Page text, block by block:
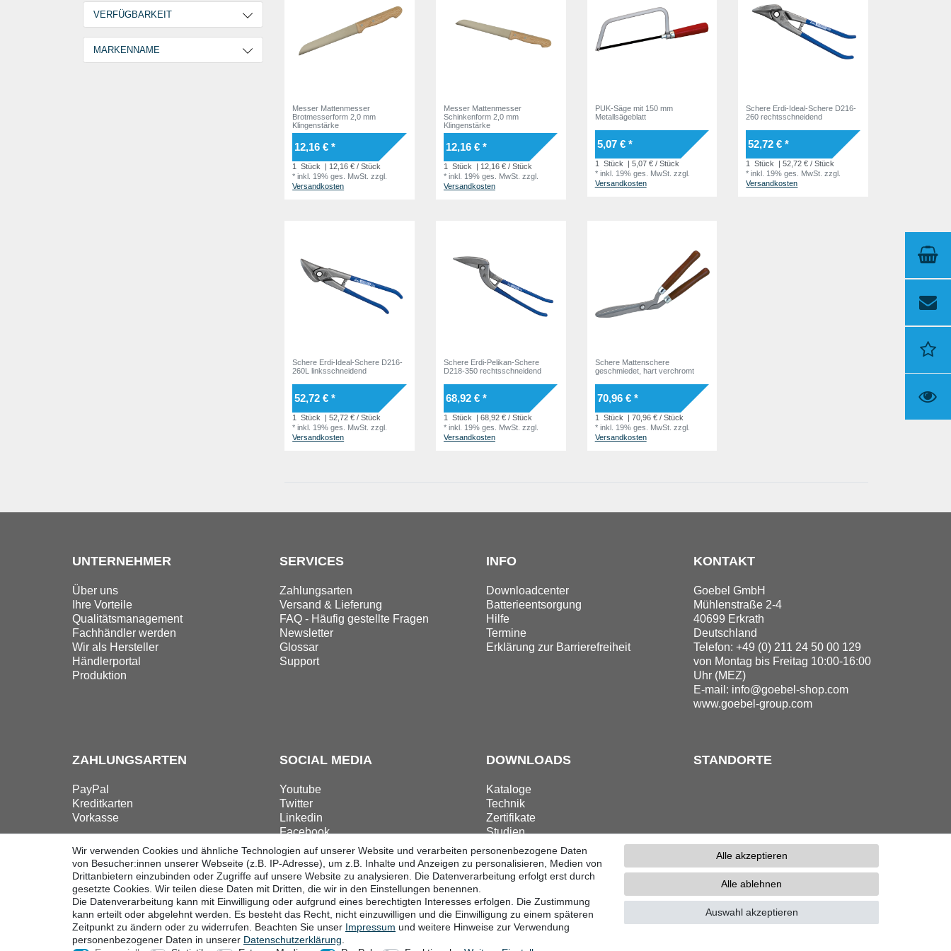
VERFÜGBARKEIT
2 Tage
MARKENNAME
Messer Mattenmesser
Brotmesserform 2,0 mm
Klingenstärke
12,16 € *
1 Stück
| 12,16 € / Stück
*inkl. 19% ges. MwSt. zzgl.
Versandkosten
Messer Mattenmesser
Schinkenform 2,0 mm
Klingenstärke
12,16 € *
1 Stück
| 12,16 € / Stück
* inkl. 19% ges. MwSt. zzgl.
Versandkosten
PUK-Säge mit 150 mm
Metallsägeblatt
5,07 € *
1 Stück
| 5,07 € / Stück
* inkl. 19% ges. MwSt. zzgl.
Versandkosten
Schere Erdi-Ideal-Schere D216-
260 rechtsschneidend
52,72 € *
1 Stück
| 52,72 € / Stück
*inkl. 19% ges. MwSt. zzgl.
Versandkosten
Schere Erdi-Ideal-Schere D216-
260L linksschneidend
52,72 € *
1 Stück
| 52,72 € / Stück
*inkl. 19% ges. MwSt. zzgl.
Versandkosten
Schere Erdi-Pelikan-Schere
D218-350 rechtsschneidend
68,92 € *
1 Stück
| 68,92 € / Stück
* inkl. 19% ges. MwSt. zzgl.
Versandkosten
Schere Mattenschere
geschmiedet, hart verchromt
70,96 € *
1 Stück
| 70,96 € / Stück
* inkl. 19% ges. MwSt. zzgl.
Versandkosten
UNTERNEHMER
Über uns
Ihre Vorteile
Qualitätsmanagement
Fachhändler werden
Wir als Hersteller
Händlerportal
Produktion
SERVICES
Zahlungsarten
Versand & Lieferung
FAQ - Häufig gestellte Fragen
Newsletter
Glossar
Support
INFO
Downloadcenter
Batterieentsorgung
Hilfe
Termine
Erklärung zur Barrierefreiheit
KONTAKT
Goebel GmbH
Mühlenstraße 2-4
40699 Erkrath
Deutschland
Telefon: +49 (0) 211 24 50 00 129
von Montag bis Freitag 10:00-16:00
Uhr (MEZ)
E-mail: info@goebel-shop.com
www.goebel-group.com
ZAHLUNGSARTEN
PayPal
Kreditkarten
Vorkasse
SOCIAL MEDIA
Youtube
Twitter
Linkedin
Facebook
Instagram
DOWNLOADS
Kataloge
Technik
Zertifikate
Studien
Promotion
STANDORTE
Widerrufsrecht Widerrufsformular Impressum Datenschutzerklärung AGB Barrierefreiheitserklärung Kontakt
Wir verwenden Cookies und ähnliche Technologien auf unserer Website und verarbeiten personenbezogene Daten
von Besucher:innen unserer Webseite (z.B. IP-Adresse), um z.B. Inhalte und Anzeigen zu personalisieren, Medien von
Drittanbietern einzubinden oder Zugriffe auf unsere Website zu analysieren. Die Datenverarbeitung erfolgt erst durch
gesetzte Cookies. Wir teilen diese Daten mit Dritten, die wir in den Einstellungen benennen.
Die Datenverarbeitung kann mit Einwilligung oder aufgrund eines berechtigten Interesses erfolgen. Die Zustimmung
kann erteilt oder abgelehnt werden. Es besteht das Recht, nicht einzuwilligen und die Einwilligung zu einem späteren
Zeitpunkt zu ändern oder zu widerrufen. Beachten Sie unser Impressum und weitere Hinweise zur Verwendung
personenbezogener Daten in unserer Daten­schutz­erklärung
Alle akzeptieren
Alle ablehnen
Auswahl akzeptieren